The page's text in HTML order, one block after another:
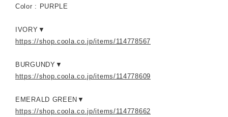
Color : PURPLE
IVORY▼
https://shop.coola.co.jp/items/114778567
BURGUNDY▼
https://shop.coola.co.jp/items/114778609
EMERALD GREEN▼
https://shop.coola.co.jp/items/114778662